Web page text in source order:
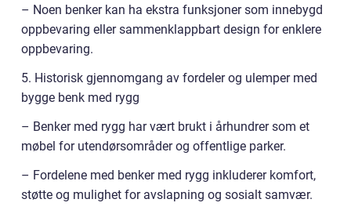
– Noen benker kan ha ekstra funksjoner som innebygd
oppbevaring eller sammenklappbart design for enklere
oppbevaring.
5. Historisk gjennomgang av fordeler og ulemper med
bygge benk med rygg
– Benker med rygg har vært brukt i århundrer som et
møbel for utendørsområder og offentlige parker.
– Fordelene med benker med rygg inkluderer komfort,
støtte og mulighet for avslapning og sosialt samvær.